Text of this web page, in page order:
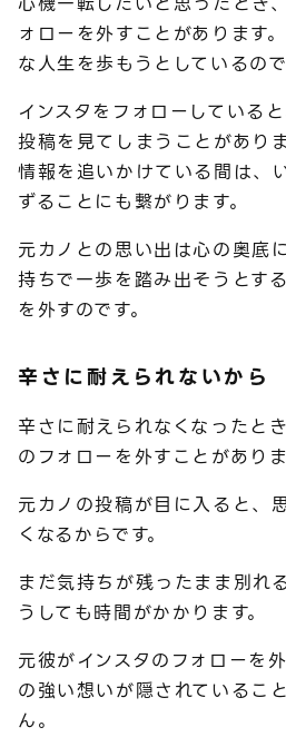
ォローを外すことがあります
な人生を歩もうとしているので
インスタをフォローしている
投稿を見てしまうことがあり
情報を追いかけている間は、
ずることにも繋がります。
元カノとの思い出は心の奥底
持ちで一歩を踏み出そうとす
を外すのです。
辛さに耐えられないから
辛さに耐えられなくなったと
のフォローを外すことがありま
元カノの投稿が目に入ると、
くなるからです。
まだ気持ちが残ったまま別れ
うしても時間がかかります。
元彼がインスタのフォローを
の強い想いが隠されているこ
ん。